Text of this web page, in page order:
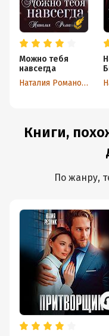
Можно тебя
навсегда
Наталия Романова
Книги,
По жанру,